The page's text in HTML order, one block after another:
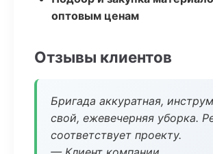
оптовым ценам
Отзывы клиентов
Бригада аккуратная,
свой, ежевечерняя уборка.
соответствует проекту.